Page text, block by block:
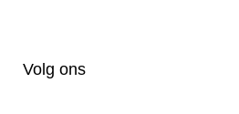
Volg ons